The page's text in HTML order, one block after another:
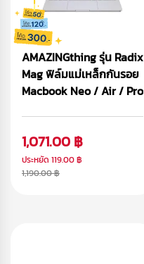
AMAZINGthing รุ่น Radix
Mag ฟิล์มแม่เหล็กกันรอย
Macbook Neo / Air / Pro
1,071.00 ฿
ประหยัด 119.00 ฿
1,190.00 ฿